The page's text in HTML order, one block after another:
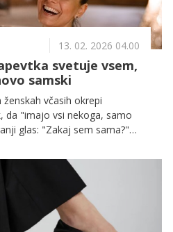
13. 02. 2026 04.00
svetuje vsem,
samski
včasih okrepi
da "imajo vsi nekoga, samo
glas: "Zakaj sem sama?"
korake, ki ga
sproži pritisk in kako si
Jana Lavtižar, spec.